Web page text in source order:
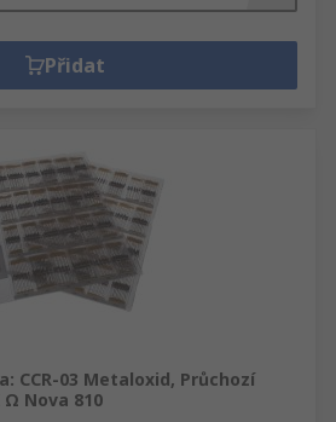
Přidat
CCR-03 Metaloxid, Průchozí
Nova 810